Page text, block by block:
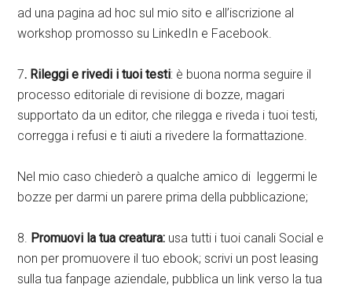
ad una pagina ad hoc sul mio sito e all’iscrizione al
workshop promosso su LinkedIn e Facebook.
7. Rileggi e rivedi i tuoi testi: è buona norma seguire il
processo editoriale di revisione di bozze, magari
supportato da un editor, che rilegga e riveda i tuoi testi,
corregga i refusi e ti aiuti a rivedere la formattazione.
Nel mio caso chiederò a qualche amico di leggermi le
bozze per darmi un parere prima della pubblicazione;
8. Promuovi la tua creatura: usa tutti i tuoi canali Social e
non per promuovere il tuo ebook; scrivi un post leasing
sulla tua fanpage aziendale, pubblica un link verso la tua